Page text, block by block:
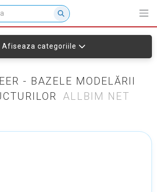
Afiseaza categoriile
- BAZELE MODELĂRII
ALLBIM NET